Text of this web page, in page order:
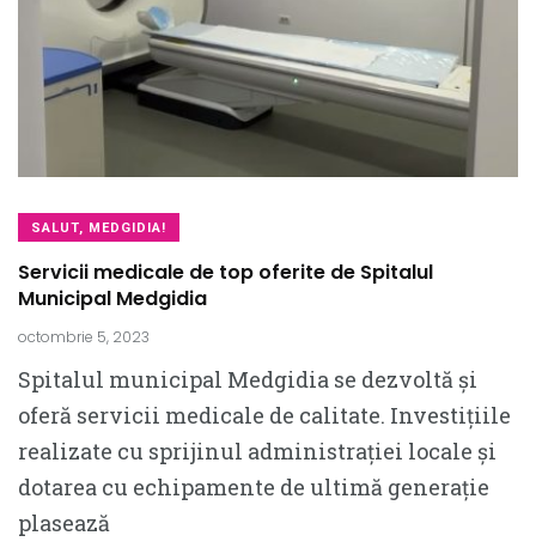
SALUT, MEDGIDIA!
Servicii medicale de top oferite de Spitalul
Municipal Medgidia
octombrie 5, 2023
Spitalul municipal Medgidia se dezvoltă și
oferă servicii medicale de calitate. Investițiile
realizate cu sprijinul administrației locale și
dotarea cu echipamente de ultimă generație
plasează